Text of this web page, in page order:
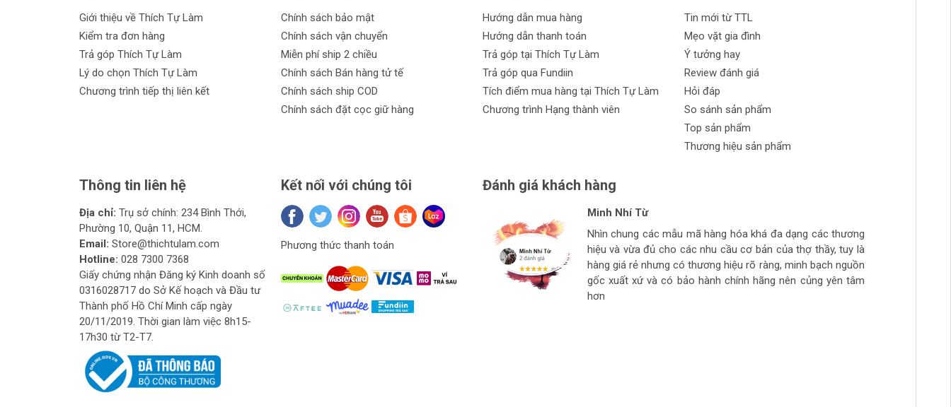
Giới thiệu về Thích Tự Làm
Kiểm tra đơn hàng
Trả góp Thích Tự Làm
Lý do chọn Thích Tự Làm
Chương trình tiếp thị liên kết
Chính sách bảo mật
Chính sách vận chuyển
Miễn phí ship 2 chiều
Chính sách Bán hàng tử tế
Chính sách ship COD
Chính sách đặt cọc giữ hàng
Hướng dẫn mua hàng
Hướng dẫn thanh toán
Trả góp tại Thích Tự Làm
Trả góp qua Fundiin
Tích điểm mua hàng tại Thích Tự Làm
Chương trình Hạng thành viên
Tin mới từ TTL
Mẹo vặt gia đình
Ý tưởng hay
Review đánh giá
Hỏi đáp
So sánh sản phẩm
Top sản phẩm
Thương hiệu sản phẩm
Thông tin liên hệ
Địa chỉ: Trụ sở chính: 234 Bình Thới,
Phường 10, Quận 11, HCM.
Email: Store@thichtulam.com
Hotline: 028 7300 7368
Giấy chứng nhận Đăng ký Kinh doanh số
0316028717 do Sở Kế hoạch và Đầu tư
Thành phố Hồ Chí Minh cấp ngày
20/11/2019. Thời gian làm việc 8h15-
17h30 từ T2-T7.
Kết nối với chúng tôi
Phương thức thanh toán
Đánh giá khách hàng
Đinh Xuân Phong
Hàng ở thích tự làm hàng chất lượng giá sinh viên, thich hợp
cho thợ thầy đi làm hằng ngày.. còn cao cấp ghé>>>>>>>>
strore làm mộc >>>>>>>>
Minh Nhí Từ
Nhìn chung các mẫu mã hàng hóa khá đa dạng các thương
hiệu và vừa đủ cho các nhu cầu cơ bản của thợ thầy, tuy là
hàng giá rẻ nhưng có thương hiệu rõ ràng, minh bạch nguồn
gốc xuất xứ và có bảo hành chính hãng nên củng yên tâm
hơn
Hiệu Nguyễn
Ngon bổ rẻ
tuan anh tran huynh
Giá mềm vừa túi tiền, số lượng hàng ít, thường phải đợi đặt
hàng